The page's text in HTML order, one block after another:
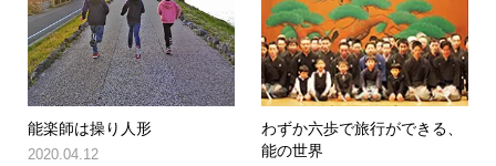
能楽師は操り人形
2020.04.12
わずか六歩で旅行ができる、
能の世界